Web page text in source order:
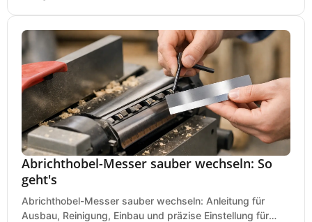
Abrichthobel-Messer sauber wechseln: So
geht's
Abrichthobel-Messer sauber wechseln: Anleitung für
Ausbau, Reinigung, Einbau und präzise Einstellung für